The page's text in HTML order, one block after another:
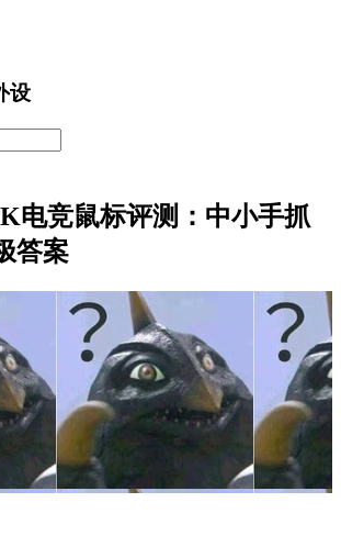
设
电竞鼠标评测：中小手抓
答案